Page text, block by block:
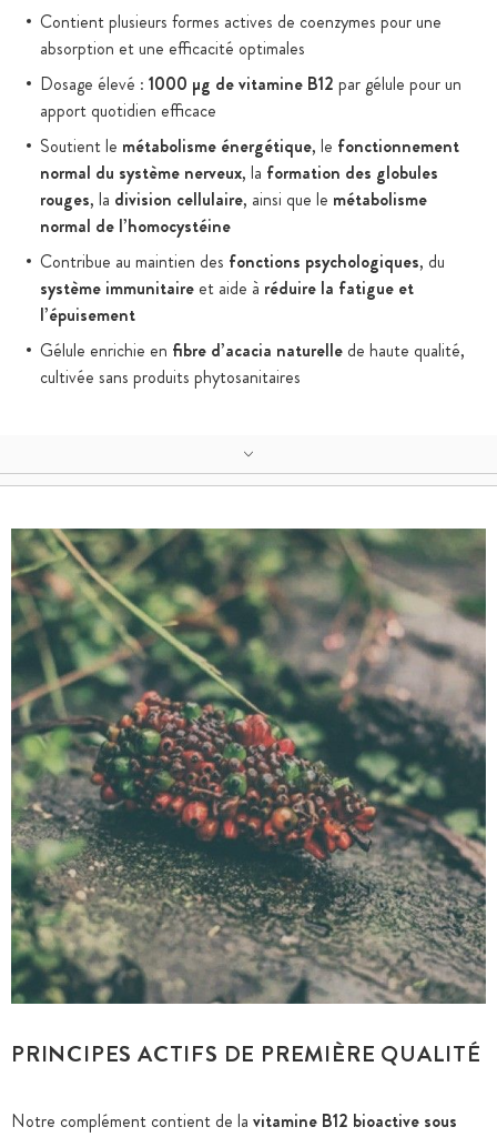
Contient plusieurs formes actives de coenzymes pour une
absorption et une efficacité optimales
Dosage élevé : 1000 µg de vitamine B12 par gélule pour un
apport quotidien efficace
Soutient le métabolisme énergétique, le fonctionnement
normal du système nerveux, la formation des globules
rouges, la division cellulaire, ainsi que le métabolisme
normal de l’homocystéine
Contribue au maintien des fonctions psychologiques, du
système immunitaire et aide à réduire la fatigue et
l’épuisement
Gélule enrichie en fibre d’acacia naturelle de haute qualité,
cultivée sans produits phytosanitaires
PRINCIPES ACTIFS DE PREMIÈRE QUALITÉ
Notre complément contient de la vitamine B12 bioactive sous